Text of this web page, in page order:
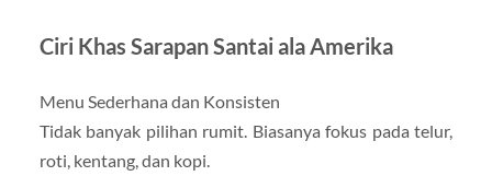
Ciri Khas Sarapan Santai ala Amerika
Menu Sederhana dan Konsisten
Tidak banyak pilihan rumit. Biasanya fokus pada telur,
roti, kentang, dan kopi.